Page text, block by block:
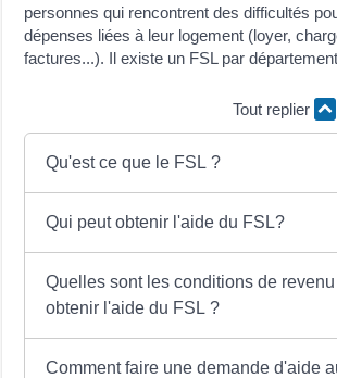
personnes qui rencontrent des difficultés
dépenses liées à leur logement (loyer,
factures...). Il existe un FSL par
Tout replier
Qu'est ce que le FSL ?
Qui peut obtenir l'aide du FSL?
Quelles sont les conditions de
obtenir l'aide du FSL ?
Comment faire une demande d'aide